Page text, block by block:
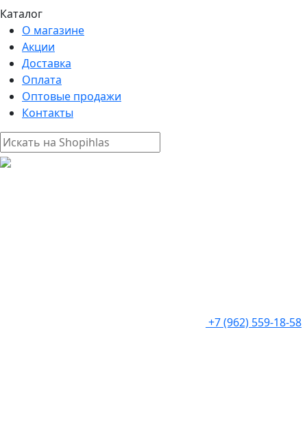
Каталог
О магазине
Акции
Доставка
Оплата
Оптовые продажи
Контакты
+7 (962) 559-18-58